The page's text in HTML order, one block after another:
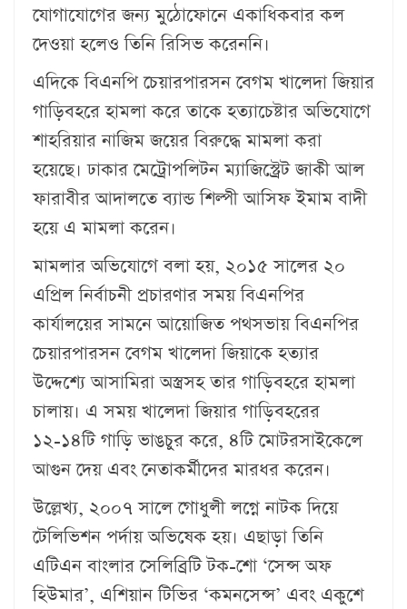
যোগাযোগের জন্য মুঠোফোনে একাধিকবার কল
দেওয়া হলেও তিনি রিসিভ করেননি।
এদিকে বিএনপি চেয়ারপারসন বেগম খালেদা জিয়ার
গাড়িবহরে হামলা করে তাকে হত্যাচেষ্টার অভিযোগে
শাহরিয়ার নাজিম জয়ের বিরুদ্ধে মামলা করা
হয়েছে। ঢাকার মেট্রোপলিটন ম্যাজিস্ট্রেট জাকী আল
ফারাবীর আদালতে ব্যান্ড শিল্পী আসিফ ইমাম বাদী
হয়ে এ মামলা করেন।
মামলার অভিযোগে বলা হয়, ২০১৫ সালের ২০
এপ্রিল নির্বাচনী প্রচারণার সময় বিএনপির
কার্যালয়ের সামনে আয়োজিত পথসভায় বিএনপির
চেয়ারপারসন বেগম খালেদা জিয়াকে হত্যার
উদ্দেশ্যে আসামিরা অস্ত্রসহ তার গাড়িবহরে হামলা
চালায়। এ সময় খালেদা জিয়ার গাড়িবহরের
১২-১৪টি গাড়ি ভাঙচুর করে, ৪টি মোটরসাইকেলে
আগুন দেয় এবং নেতাকর্মীদের মারধর করেন।
উল্লেখ্য, ২০০৭ সালে গোধুলী লগ্নে নাটক দিয়ে
টেলিভিশন পর্দায় অভিষেক হয়। এছাড়া তিনি
এটিএন বাংলার সেলিব্রিটি টক-শো ‘সেন্স অফ
হিউমার’, এশিয়ান টিভির ‘কমনসেন্স’ এবং একুশে